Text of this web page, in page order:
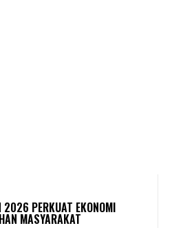
2026 PERKUAT EKONOMI
MASYARAKAT